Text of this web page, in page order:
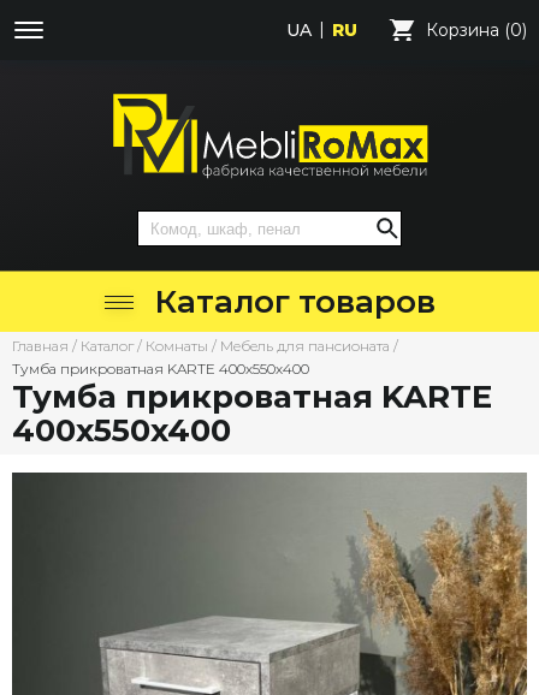
UA RU Корзина (0)
Каталог товаров
Главная / Каталог / Комнаты / Мебель для пансионата /
Тумба прикроватная KARTE 400х550х400
Тумба прикроватная KARTE
400х550х400